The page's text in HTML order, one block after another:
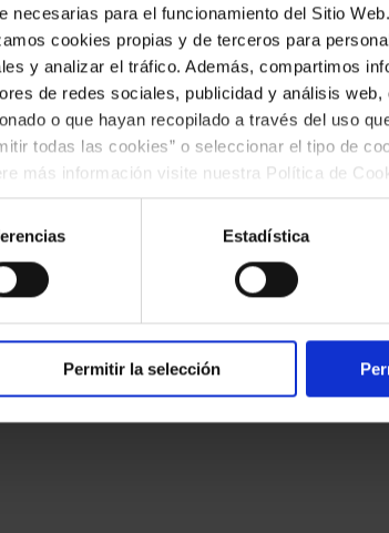
necesarias para el funcionamiento del Sitio
cookies propias y de terceros para
y analizar el tráfico. Además, compartimos
de redes sociales, publicidad y análisis
o que hayan recopilado a través del uso
todas las cookies” o seleccionar el tipo de
más información visite nuestra Política de
cualquier momento.”.
Estadística
Permitir la selección